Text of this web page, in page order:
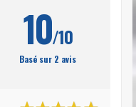
10/10
Basé sur 2 avis